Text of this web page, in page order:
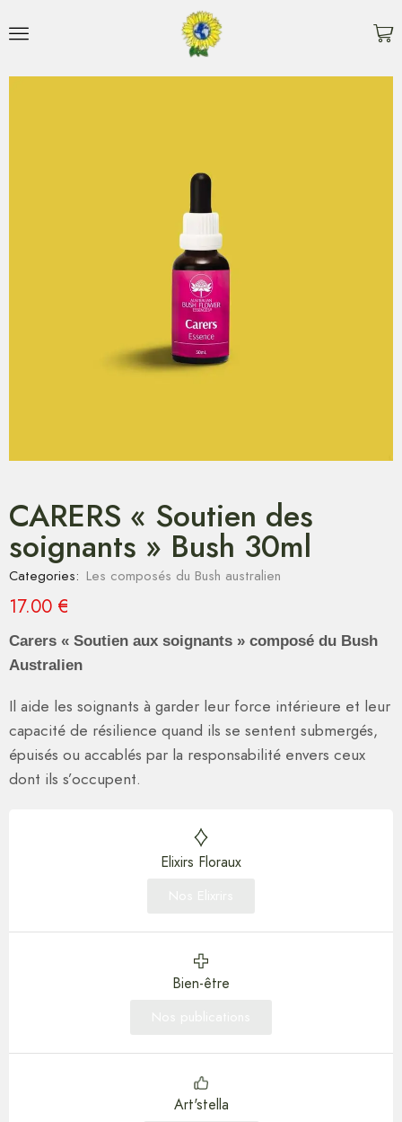
CARERS « Soutien des
soignants » Bush 30ml
Categories: Les composés du Bush australien
17.00 €
Carers « Soutien aux soignants » composé du Bush
Australien
Il aide les soignants à garder leur force intérieure et leur
capacité de résilience quand ils se sentent submergés,
épuisés ou accablés par la responsabilité envers ceux
dont ils s’occupent.
Elixirs Floraux
Bien-être
Art'stella